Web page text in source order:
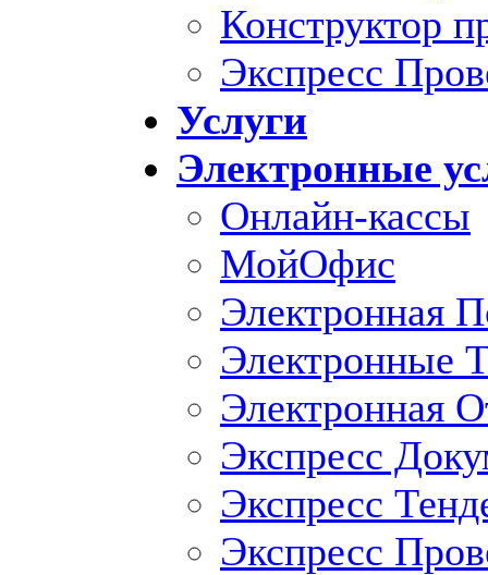
Конструктор
Экспресс
Услуги
Электронные
Онлайн-кассы
МойОфис
Электронная
Электронные
Электронная
Экспресс
Экспресс
Экспресс